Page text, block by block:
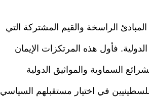
الراسخة والقيم المشتركة التي
فأول هذه المرتكزات الإيمان
السماوية والمواثيق الدولية
في اختيار مستقبلهم السياسي